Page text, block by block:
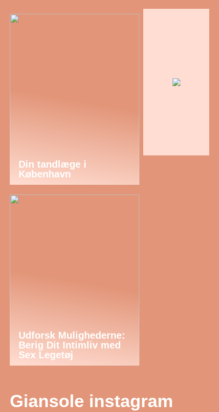
Din tandlæge i
København
Udforsk Mulighederne:
Berig Dit Intimliv med
Sex Legetøj
Giansole instagram